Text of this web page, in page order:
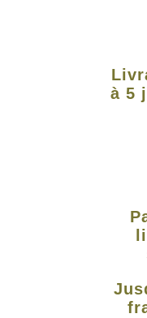
à 5